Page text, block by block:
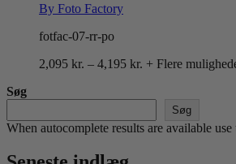
By Foto Factory
fotfac-07-rr-po
2,095 kr. – 4,195 kr. Prisinterval:
4,195 kr.
+ Flere
Søg
Søg
When autocomplete results are available